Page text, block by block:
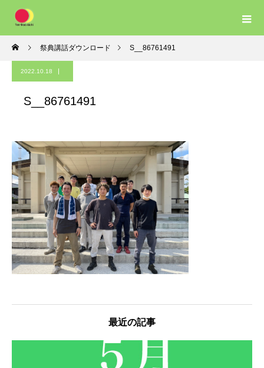
祭典講話ダウンロード S__86761491
2022.10.18
S__86761491
最近の記事